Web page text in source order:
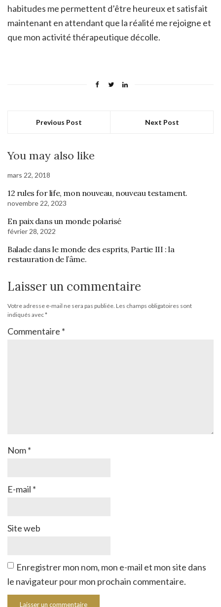
habitudes me permettent d’être heureux et satisfait
maintenant en attendant que la réalité me rejoigne et
que mon activité thérapeutique décolle.
Previous Post Next Post
You may also like
mars 22, 2018
12 rules for life, mon nouveau, nouveau testament.
novembre 22, 2023
En paix dans un monde polarisé
février 28, 2022
Balade dans le monde des esprits, Partie III : la
restauration de l’âme.
Laisser un commentaire
Votre adresse e-mail ne sera pas publiée. Les champs obligatoires sont
indiqués avec*
Commentaire *
Nom*
E-mail *
Site web
Enregistrer mon nom, mon e-mail et mon site dans
le navigateur pour mon prochain commentaire.